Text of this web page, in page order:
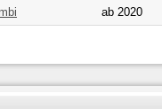
ab 2020